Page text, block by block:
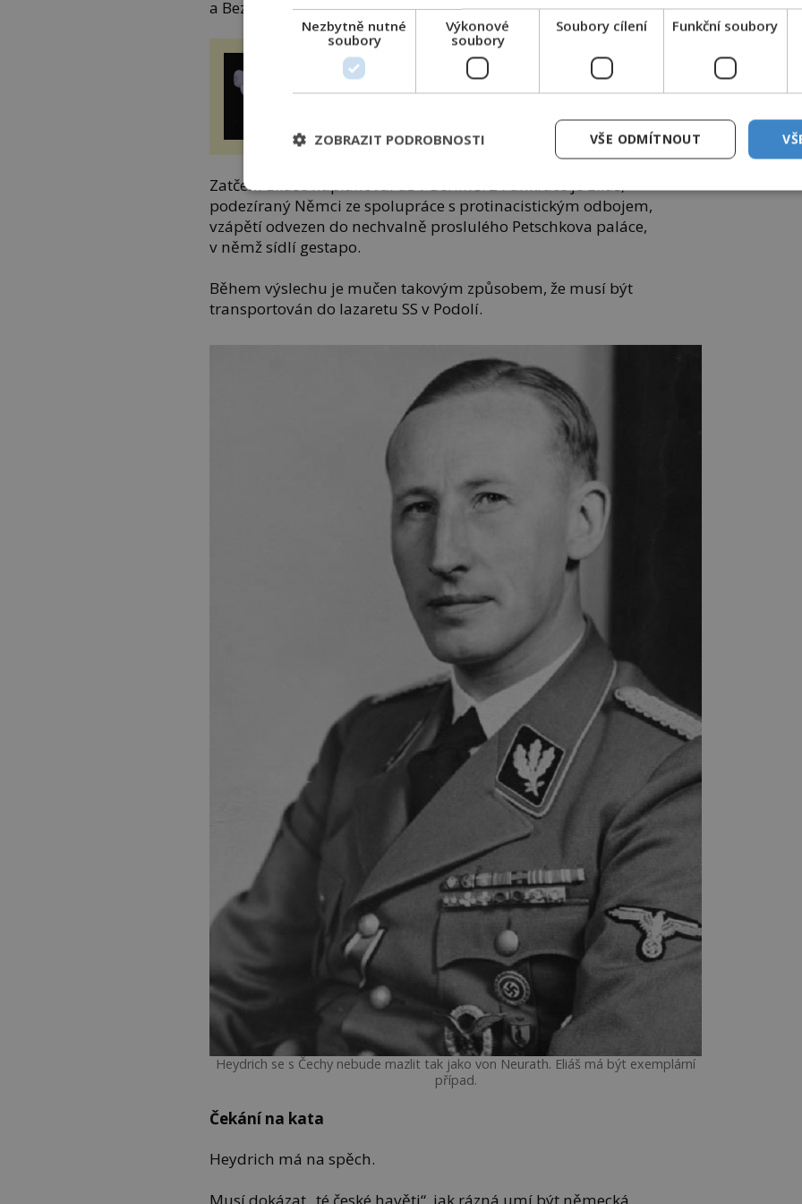
a Bezpečnostní služby (SD).
Duplikace genomu u
rostlin: Skrytá
LD Seating dodala
sezení do prestižního
Salfordu
iluxus.cz
Zatčení Eliáše naplánoval už v Berlíně. Z Pankráce je Eliáš,
podezíraný Němci ze spolupráce s protinacistickým odbojem,
vzápětí odvezen do nechvalně proslulého Petschkova paláce,
v němž sídlí gestapo.
Během výslechu je mučen takovým způsobem, že musí být
transportován do lazaretu SS v Podolí.
Heydrich se s Čechy nebude mazlit tak jako von Neurath. Eliáš má být exemplární
případ.
Čekání na kata
Heydrich má na spěch.
Musí dokázat „té české havěti“, jak rázná umí být německá
Nezbytně nutné
soubory
Výkonové
soubory
Soubory cílení Funkční soubory
VŠE ODMÍTNOUT
ZOBRAZIT PODROBNOSTI